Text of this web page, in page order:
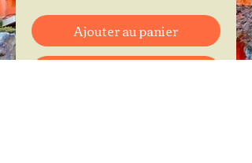
Ajouter au panier